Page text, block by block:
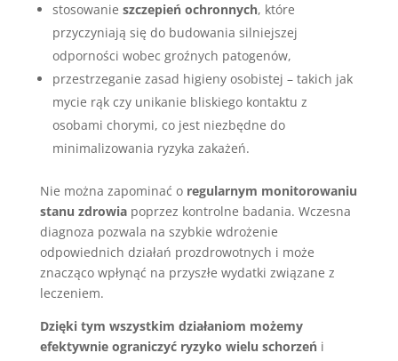
stosowanie szczepień ochronnych, które
przyczyniają się do budowania silniejszej
odporności wobec groźnych patogenów,
przestrzeganie zasad higieny osobistej – takich jak
mycie rąk czy unikanie bliskiego kontaktu z
osobami chorymi, co jest niezbędne do
minimalizowania ryzyka zakażeń.
Nie można zapominać o regularnym monitorowaniu
stanu zdrowiapoprzez kontrolne badania. Wczesna
diagnoza pozwala na szybkie wdrożenie
odpowiednich działań prozdrowotnych i może
znacząco wpłynąć na przyszłe wydatki związane z
leczeniem.
Dzięki tym wszystkim działaniom możemy
efektywnie ograniczyć ryzyko wielu schorzeńi